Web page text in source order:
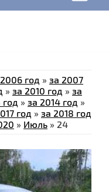
год » за 2007
» за 2010 год » за
год » за 2014 год »
год » за 2018 год
» Июль » 24